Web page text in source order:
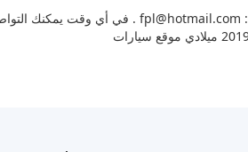
في أي وقت يمكنك التواصل مع إدارة موقع سيارات على البريد الرسمي للشركة . fpl@hotmail.com